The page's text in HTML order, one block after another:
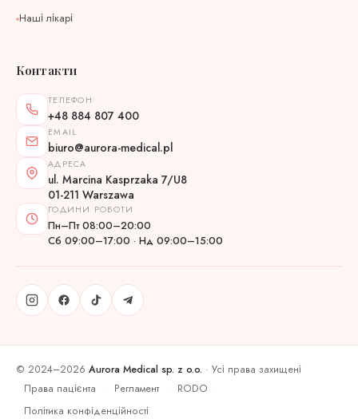
Наші лікарі
Контакти
ТЕЛЕФОН
+48 884 807 400
EMAIL
biuro@aurora-medical.pl
АДРЕСА
ul. Marcina Kasprzaka 7/U8
01-211 Warszawa
ГОДИНИ РОБОТИ
Пн–Пт 08:00–20:00
Сб 09:00–17:00 · Нд 09:00–15:00
© 2024–2026 Aurora Medical sp. z o.o. · Усі права захищені
Права пацієнта
· Регламент · RODO ·
Політика конфіденційності